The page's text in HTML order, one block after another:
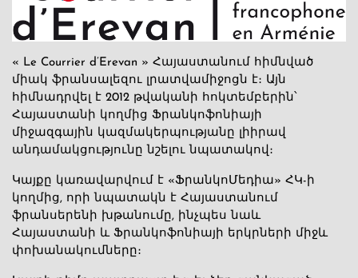
« Le Courrier d’Erevan » Հայաստանում հիմնված
միակ ֆրանսալեզու լրատվամիջոցն է։ Այն
հիմնադրվել է 2012 թվականի հոկտեմբերին՝
Հայաստանի կողմից Ֆրանկոֆոնիայի
միջազգային կազմակերպությանը լիիրավ
անդամակցությունը նշելու նպատակով։
Կայքը կառավարվում է «ՖրանկոՄեդիա» ՀԿ-ի
կողմից, որի նպատակն է Հայաստանում
ֆրանսերենի խթանումը, ինչպես նաև
Հայաստանի և Ֆրանկոֆոնիայի երկրների միջև
փոխանակումները։